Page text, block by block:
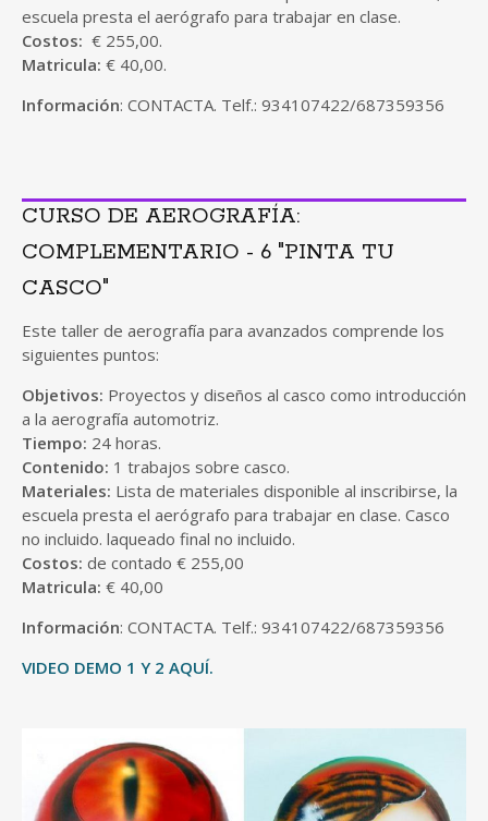
escuela presta el aerógrafo para trabajar en clase.
Costos: € 255,00.
Matricula: € 40,00.
Información: CONTACTA. Telf.: 934107422/687359356
CURSO DE AEROGRAFÍA:
COMPLEMENTARIO - 6 "PINTA TU
CASCO"
Este taller de aerografía para avanzados comprende los
siguientes puntos:
Objetivos: Proyectos y diseños al casco como introducción
a la aerografía automotriz.
Tiempo: 24 horas.
Contenido: 1 trabajos sobre casco.
Materiales: Lista de materiales disponible al inscribirse, la
escuela presta el aerógrafo para trabajar en clase. Casco
no incluido. laqueado final no incluido.
Costos: de contado € 255,00
Matricula: € 40,00
Información: CONTACTA. Telf.: 934107422/687359356
VIDEO DEMO 1 Y 2 AQUÍ.